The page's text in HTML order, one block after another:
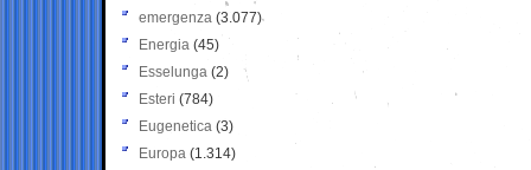
emergenza (3.077)
Energia (45)
Esselunga (2)
Esteri (784)
Eugenetica (3)
Europa (1.314)